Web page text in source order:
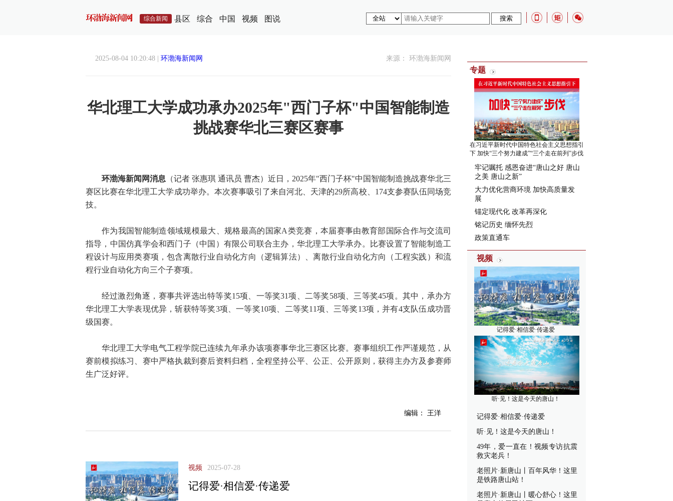
综合新闻 县区 综合 中国 视频 图说
2025-08-04 10:20:48 | 环渤海新闻网 来源： 环渤海新闻网
华北理工大学成功承办2025年"西门子杯"中国智能制造
挑战赛华北三赛区赛事
环渤海新闻网消息 （记者 张惠琪 通讯员 曹杰）近日，2025年"西门子杯"中国智能制造挑战赛华北三
赛区比赛在华北理工大学成功举办。本次赛事吸引了来自河北、天津的29所高校、174支参赛队伍同场竞
技。
作为我国智能制造领域规模最大、规格最高的国家A类竞赛，本届赛事由教育部国际合作与交流司
指导，中国仿真学会和西门子（中国）有限公司联合主办，华北理工大学承办。比赛设置了智能制造工
程设计与应用类赛项，包含离散行业自动化方向（逻辑算法）、离散行业自动化方向（工程实践）和流
程行业自动化方向三个子赛项。
经过激烈角逐，赛事共评选出特等奖15项、一等奖31项、二等奖58项、三等奖45项。其中，承办方
华北理工大学表现优异，斩获特等奖3项、一等奖10项、二等奖11项、三等奖13项，并有4支队伍成功晋
级国赛。
华北理工大学电气工程学院已连续九年承办该项赛事华北三赛区比赛。赛事组织工作严谨规范，从
赛前模拟练习、赛中严格执裁到赛后资料归档，全程坚持公平、公正、公开原则，获得主办方及参赛师
生广泛好评。
编辑： 王洋
视频 2025-07-28
记得爱·相信爱·传递爱
专题
在习近平新时代中国特色社会主义思想指引
下 加快“三个努力建成”“三个走在前列”步伐
牢记嘱托 感恩奋进“唐山之好 唐山
之美 唐山之新”
大力优化营商环境 加快高质量发
展
锚定现代化 改革再深化
铭记历史 缅怀先烈
政策直通车
视频
记得爱·相信爱·传递爱
听·见！这是今天的唐山！
记得爱·相信爱·传递爱
听·见！这是今天的唐山！
49年，爱一直在！视频专访抗震
救灾老兵！
老照片·新唐山丨百年风华！这里
是铁路唐山站！
老照片·新唐山丨暖心舒心！这里